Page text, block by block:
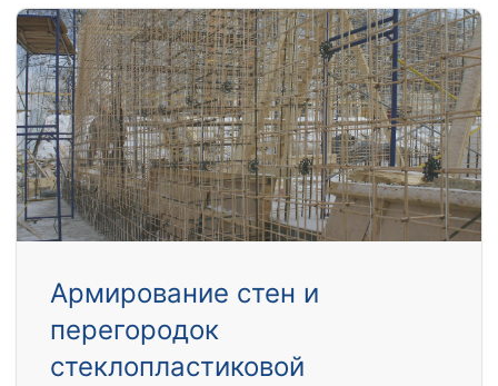
Армирование стен и
перегородок
стеклопластиковой